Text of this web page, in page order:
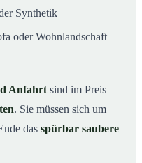
Synthetik
oder Wohnlandschaft
Anfahrt sind im Preis
. Sie müssen sich um
das spürbar saubere